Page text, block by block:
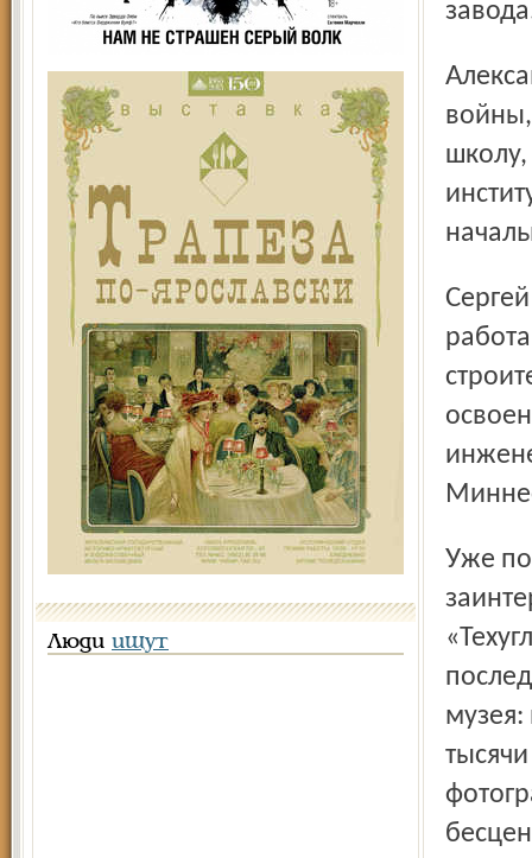
Люди ищут
Александр Григорьевич Луневич приехал на завод после
школу,
Сергей Фёдорович Степанов, с 1952-го по 1961 год
Уже после ликвидации завода его историей
музея: